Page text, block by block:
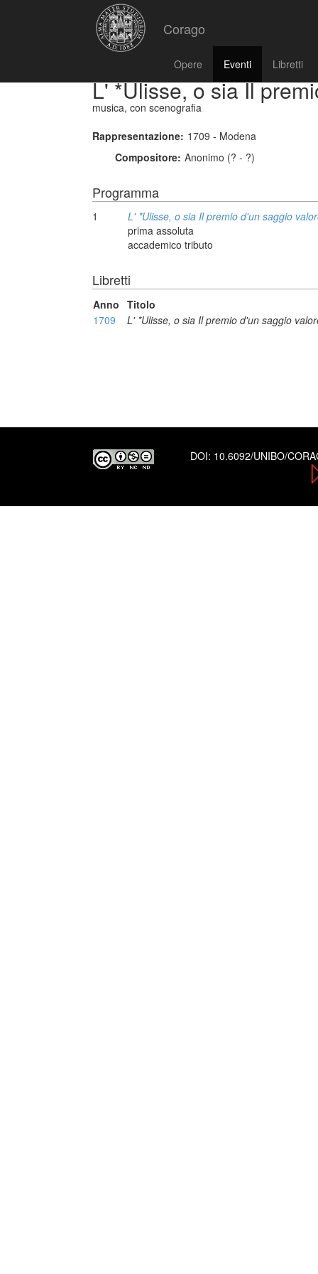
Corago
Opere Eventi Libretti
L' *Ulisse, o sia Il
musica, con scenografia
Rappresentazione: 1709 - Modena
Compositore: Anonimo (? - ?)
Programma
1
L' *Ulisse, o sia Il premio d'un saggio
prima assoluta
accademico tributo
Libretti
Anno Titolo
1709
L' *Ulisse, o sia Il premio d'un saggio
DOI: 10.6092/UNIBO/